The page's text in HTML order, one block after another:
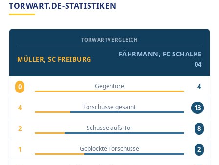
TORWART.DE-STATISTIKEN
MÜLLER, SC FREIBURG
TORWARTVERGLEICH
FÄHRMANN, FC SCHALKE
04
0 Gegentore 4
4 Torschüsse gesamt 13
2 Schüsse aufs Tor 8
1 Geblockte Torschüsse 2